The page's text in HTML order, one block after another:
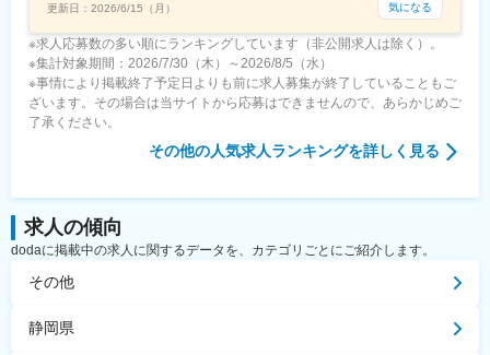
更新日： 2026/6/15（月） 気になる
※求人応募数の多い順にランキングしています（非公開求人は除く）。
※集計対象期間：2026/7/30（木）～2026/8/5（水）
※事情により掲載終了予定日よりも前に求人募集が終了していることもご
ざいます。その場合は当サイトから応募はできませんので、あらかじめご
了承ください。
その他の人気求人ランキングを詳しく見る
求人の傾向
dodaに掲載中の求人に関するデータを、カテゴリごとにご紹介します。
その他
静岡県